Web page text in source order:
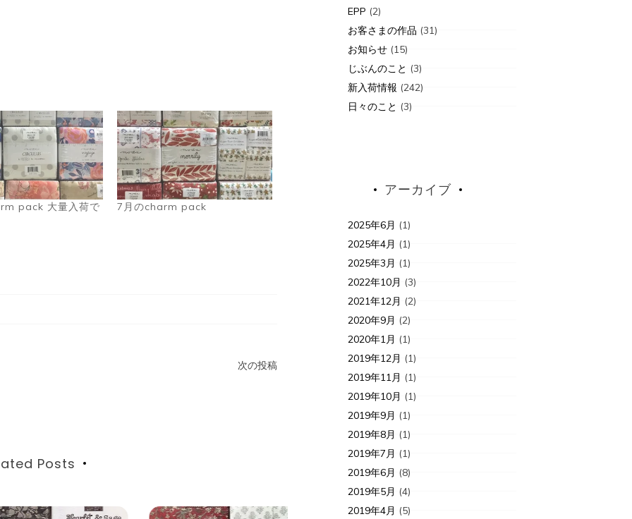
pack 大量入荷で 7月のcharm pack
次の投稿
Posts
EPP (2)
お客さまの作品 (31)
お知らせ (15)
じぶんのこと (3)
新入荷情報 (242)
日々のこと (3)
アーカイブ
2025年6月 (1)
2025年4月 (1)
2025年3月 (1)
2022年10月 (3)
2021年12月 (2)
2020年9月 (2)
2020年1月 (1)
2019年12月 (1)
2019年11月 (1)
2019年10月 (1)
2019年9月 (1)
2019年8月 (1)
2019年7月 (1)
2019年6月 (8)
2019年5月 (4)
2019年4月 (5)